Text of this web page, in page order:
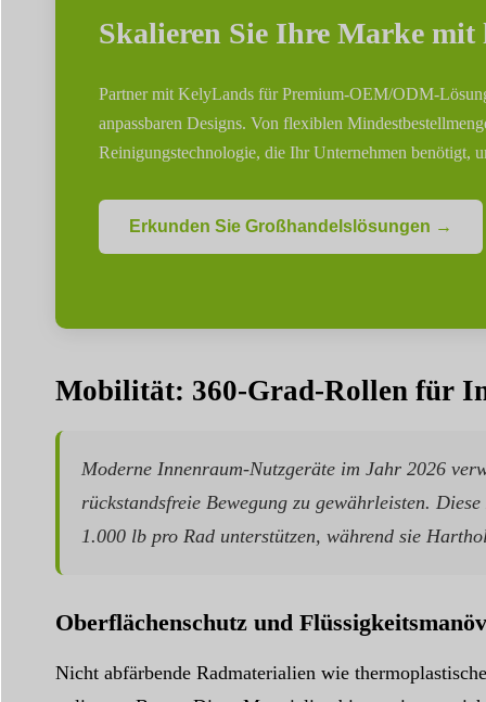
Skalieren Sie Ihre Marke mit
Partner mit KelyLands für Premium-OEM/ODM-
anpassbaren Designs. Von flexiblen
Reinigungstechnologie, die Ihr Unternehmen benötigt,
Erkunden Sie Großhandelslösungen →
Mobilität: 360-Grad-Rollen für
Moderne Innenraum-Nutzgeräte im Jahr 2026
rückstandsfreie Bewegung zu gewährleisten.
1.000 lb pro Rad unterstützen, während sie
Oberflächenschutz und
Nicht abfärbende Radmaterialien wie